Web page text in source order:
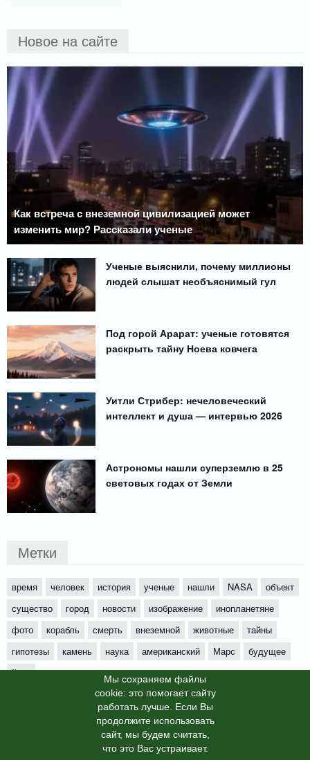
Мы cохраняем файлы
cookie: это помогает сайту
работать лучше. Если Вы
продолжите использовать
сайт, мы будем считать,
что это Вас устраивает.
Новое на сайте
Как встреча с внеземной цивилизацией может
изменить мир? Рассказали ученые
Ученые выяснили, почему миллионы
людей слышат необъяснимый гул
Под горой Арарат: ученые готовятся
раскрыть тайну Ноева ковчега
Уитли Стрибер: нечеловеческий
интеллект и душа — интервью 2026
Астрономы нашли суперземлю в 25
световых годах от Земли
Метки
время человек история ученые нашли NASA
объект
существо
город новости изображение
инопланетяне
фото
корабль смерть внеземной животные
тайны
гипотезы
камень наука американский Марс
будущее
йети
© info-dimurra.ru 2025г. This site is protected by
reCAPTCHA and the GooglePrivacy Policyand